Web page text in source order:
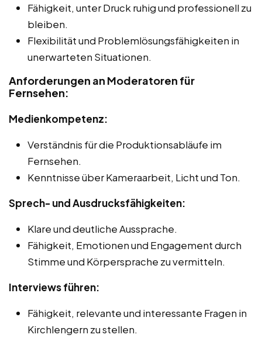
Fähigkeit, unter Druck ruhig und professionell zu
bleiben.
Flexibilität und Problemlösungsfähigkeiten in
unerwarteten Situationen.
Anforderungen an Moderatoren für
Fernsehen:
Medienkompetenz:
Verständnis für die Produktionsabläufe im
Fernsehen.
Kenntnisse über Kameraarbeit, Licht und Ton.
Sprech- und Ausdrucksfähigkeiten:
Klare und deutliche Aussprache.
Fähigkeit, Emotionen und Engagement durch
Stimme und Körpersprache zu vermitteln.
Interviews führen:
Fähigkeit, relevante und interessante Fragen in
Kirchlengern zu stellen.